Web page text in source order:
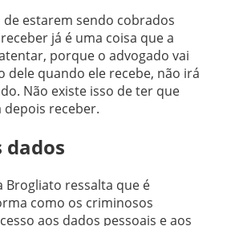
estarem sendo cobrados
já é uma coisa que a
porque o advogado vai
dele quando ele recebe, não irá
Não existe isso de ter que
depois receber.
dados
Brogliato ressalta que é
como os criminosos
aos dados pessoais e aos